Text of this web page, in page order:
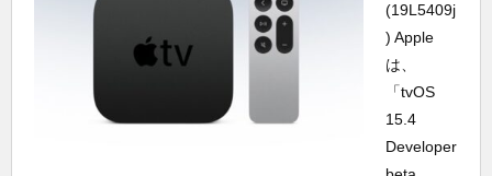
(19L5409j
) Apple
は、
「tvOS
15.4
Developer